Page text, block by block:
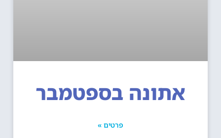
אתונה בספטמבר